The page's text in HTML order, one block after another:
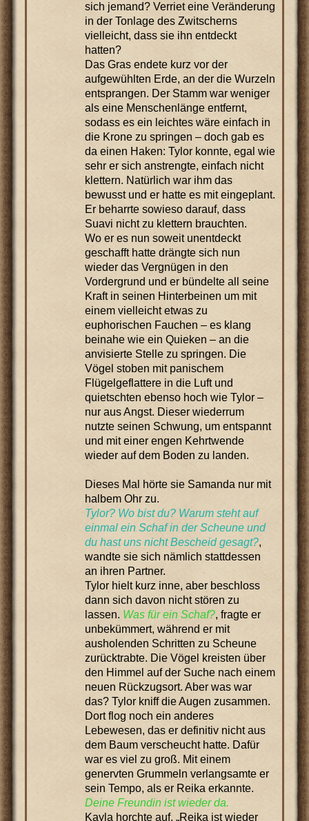
sich jemand? Verriet eine Veränderung
in der Tonlage des Zwitscherns
vielleicht, dass sie ihn entdeckt
hatten?
Das Gras endete kurz vor der
aufgewühlten Erde, an der die Wurzeln
entsprangen. Der Stamm war weniger
als eine Menschenlänge entfernt,
sodass es ein leichtes wäre einfach in
die Krone zu springen – doch gab es
da einen Haken: Tylor konnte, egal wie
sehr er sich anstrengte, einfach nicht
klettern. Natürlich war ihm das
bewusst und er hatte es mit eingeplant.
Er beharrte sowieso darauf, dass
Suavi nicht zu klettern brauchten.
Wo er es nun soweit unentdeckt
geschafft hatte drängte sich nun
wieder das Vergnügen in den
Vordergrund und er bündelte all seine
Kraft in seinen Hinterbeinen um mit
einem vielleicht etwas zu
euphorischen Fauchen – es klang
beinahe wie ein Quieken – an die
anvisierte Stelle zu springen. Die
Vögel stoben mit panischem
Flügelgeflattere in die Luft und
quietschten ebenso hoch wie Tylor –
nur aus Angst. Dieser wiederrum
nutzte seinen Schwung, um entspannt
und mit einer engen Kehrtwende
wieder auf dem Boden zu landen.
Dieses Mal hörte sie Samanda nur mit
halbem Ohr zu.
Tylor? Wo bist du? Warum steht auf
einmal ein Schaf in der Scheune und
du hast uns nicht Bescheid gesagt?,
wandte sie sich nämlich stattdessen
an ihren Partner.
Tylor hielt kurz inne, aber beschloss
dann sich davon nicht stören zu
lassen. Was für ein Schaf?, fragte er
unbekümmert, während er mit
ausholenden Schritten zu Scheune
zurücktrabte. Die Vögel kreisten über
den Himmel auf der Suche nach einem
neuen Rückzugsort. Aber was war
das? Tylor kniff die Augen zusammen.
Dort flog noch ein anderes
Lebewesen, das er definitiv nicht aus
dem Baum verscheucht hatte. Dafür
war es viel zu groß. Mit einem
genervten Grummeln verlangsamte er
sein Tempo, als er Reika erkannte.
Deine Freundin ist wieder da.
Kayla horchte auf. „Reika ist wieder